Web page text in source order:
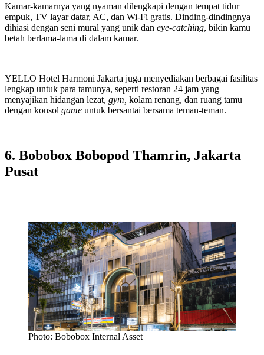
Kamar-kamarnya yang nyaman dilengkapi dengan tempat tidur
empuk, TV layar datar, AC, dan Wi-Fi gratis. Dinding-dindingnya
dihiasi dengan seni mural yang unik dan eye-catching, bikin kamu
betah berlama-lama di dalam kamar.
YELLO Hotel Harmoni Jakarta juga menyediakan berbagai fasilitas
lengkap untuk para tamunya, seperti restoran 24 jam yang
menyajikan hidangan lezat, gym, kolam renang, dan ruang tamu
dengan konsol game untuk bersantai bersama teman-teman.
6. Bobobox Bobopod Thamrin, Jakarta
Pusat
Photo: Bobobox Internal Asset